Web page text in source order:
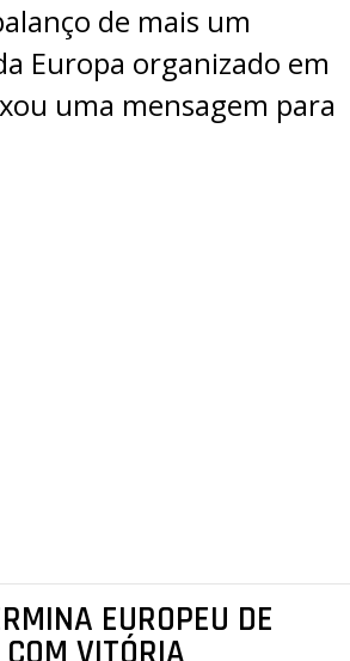
de mais um
Europa organizado em
uma mensagem para
EUROPEU DE